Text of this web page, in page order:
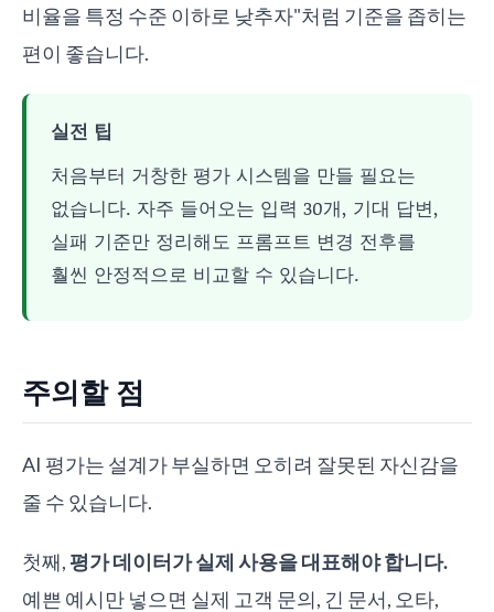
비율을 특정 수준 이하로 낮추자"처럼 기준을 좁히는
편이 좋습니다.
실전 팁
처음부터 거창한 평가 시스템을 만들 필요는
없습니다. 자주 들어오는 입력 30개, 기대 답변,
실패 기준만 정리해도 프롬프트 변경 전후를
훨씬 안정적으로 비교할 수 있습니다.
주의할 점
AI 평가는 설계가 부실하면 오히려 잘못된 자신감을
줄 수 있습니다.
첫째,평가 데이터가 실제 사용을 대표해야 합니다.
예쁜 예시만 넣으면 실제 고객 문의, 긴 문서, 오타,